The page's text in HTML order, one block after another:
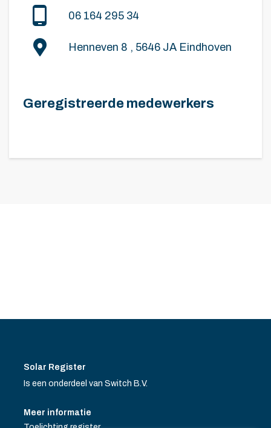
06 164 295 34
Henneven 8 , 5646 JA Eindhoven
Geregistreerde medewerkers
Solar Register
Is een onderdeel van Switch B.V.
Meer informatie